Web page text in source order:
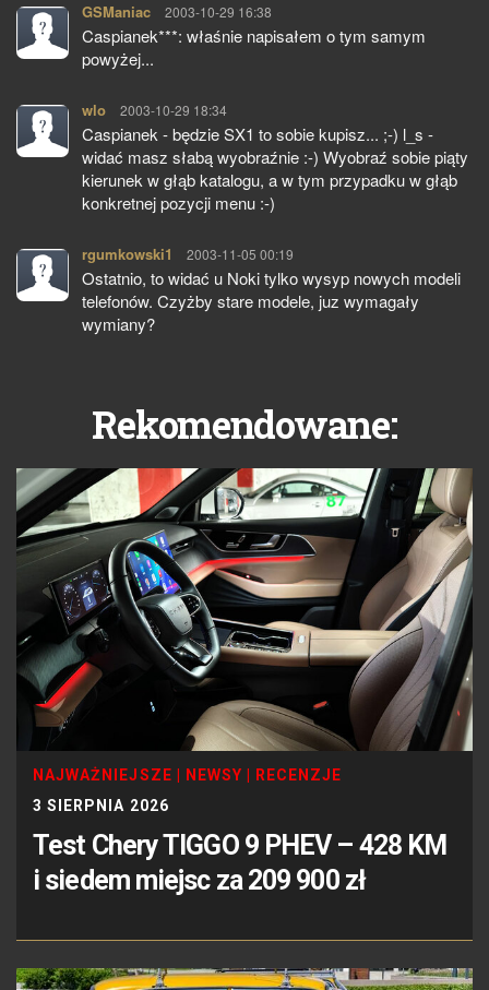
GSManiac pisze:
2003-10-29 16:38
Caspianek***: właśnie napisałem o tym samym
powyżej...
wlo pisze:
2003-10-29 18:34
Caspianek - będzie SX1 to sobie kupisz... ;-) l_s -
widać masz słabą wyobraźnie :-) Wyobraź sobie piąty
kierunek w głąb katalogu, a w tym przypadku w głąb
konkretnej pozycji menu :-)
rgumkowski1 pisze:
2003-11-05 00:19
Ostatnio, to widać u Noki tylko wysyp nowych modeli
telefonów. Czyżby stare modele, juz wymagały
wymiany?
Rekomendowane:
NAJWAŻNIEJSZE NEWSY
RECENZJE
3 SIERPNIA 2026
Test Chery TIGGO 9 PHEV – 428 KM
i siedem miejsc za 209 900 zł